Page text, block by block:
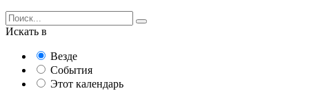
Искать в
Везде
События
Этот календарь